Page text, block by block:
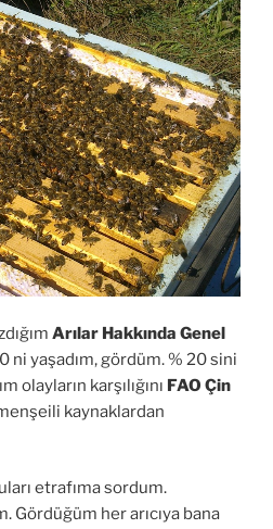
Arılar Hakkında Genel
ni yaşadım, gördüm. % 20 sini
olayların karşılığını FAO Çin
kaynaklardan
etrafıma sordum.
Gördüğüm her arıcıya bana